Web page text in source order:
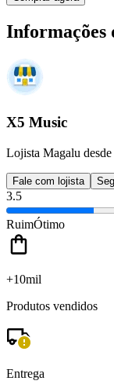
Informações
X5 Music
Lojista Magalu
Fale com lojista
3.5
RuimÓtimo
+10mil
Produtos vendidos
Entrega